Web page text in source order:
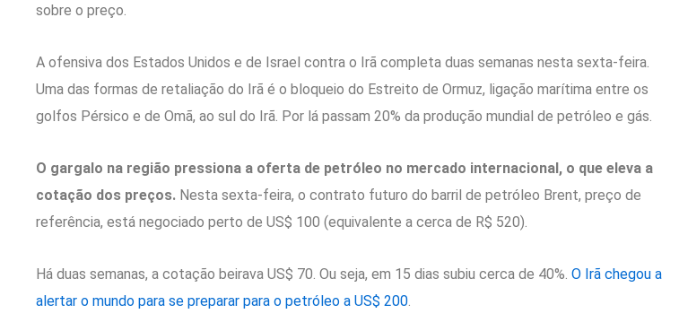
sobre o preço.
A ofensiva dos Estados Unidos e de Israel contra o Irã completa duas semanas nesta sexta-feira.
Uma das formas de retaliação do Irã é o bloqueio do Estreito de Ormuz, ligação marítima entre os
golfos Pérsico e de Omã, ao sul do Irã. Por lá passam 20% da produção mundial de petróleo e gás.
O gargalo na região pressiona a oferta de petróleo no mercado internacional, o que eleva a
cotação dos preços. Nesta sexta-feira, o contrato futuro do barril de petróleo Brent, preço de
referência, está negociado perto de US$ 100 (equivalente a cerca de R$ 520).
Há duas semanas, a cotação beirava US$ 70. Ou seja, em 15 dias subiu cerca de 40%. O Irã chegou a
alertar o mundo para se preparar para o petróleo a US$ 200.